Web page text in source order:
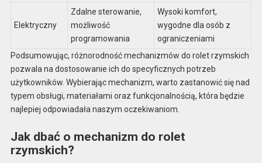
Elektryczny
Zdalne sterowanie,
możliwość
programowania
Wysoki komfort,
wygodne dla osób z
ograniczeniami
Podsumowując, różnorodność mechanizmów do rolet rzymskich
pozwala na dostosowanie ich do specyficznych potrzeb
użytkowników. Wybierając mechanizm, warto zastanowić się nad
typem obsługi, materiałami oraz funkcjonalnością, która będzie
najlepiej odpowiadała naszym oczekiwaniom.
Jak dbać o mechanizm do rolet
rzymskich?